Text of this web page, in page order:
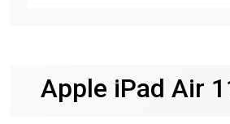
Apple iPad Air